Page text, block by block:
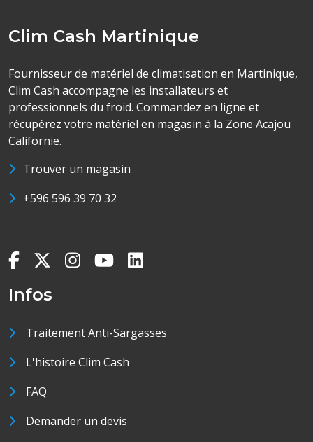
Clim Cash Martinique
Fournisseur de matériel de climatisation en Martinique,
Clim Cash accompagne les installateurs et
professionnels du froid. Commandez en ligne et
récupérez votre matériel en magasin à la Zone Acajou
Californie.
Trouver un magasin
+596 596 39 70 32
Infos
Traitement Anti-Sargasses
L'histoire Clim Cash
FAQ
Demander un devis